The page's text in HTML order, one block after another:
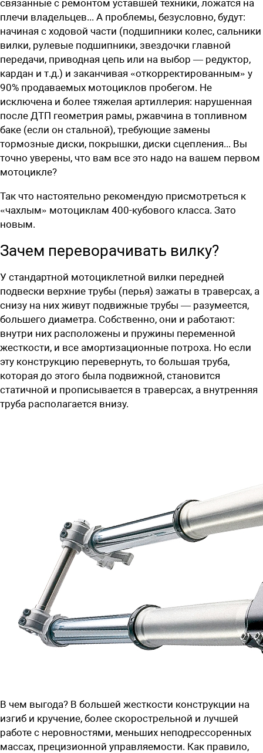
связанные с ремонтом уставшей техники, ложатся на
плечи владельцев... А проблемы, ­безусловно, будут:
начиная с ходовой части (подшипники колес, сальники
вилки, рулевые подшипники, звездочки главной
передачи, приводная цепь или на выбор — редуктор,
кардан и т.д.) и заканчивая «откорректированным» у
90% продаваемых мотоциклов пробегом. Не
исключена и более тяжелая артиллерия: нарушенная
после ДТП геометрия рамы, ржавчина в топливном
баке (если он стальной), требующие замены
тормозные диски, покрышки, диски сцепления... Вы
точно уверены, что вам все это надо на вашем первом
мотоцикле?
Так что настоятельно рекомендую присмотреться к
«чахлым» мотоциклам 400-кубового класса. Зато
новым.
Зачем переворачивать вилку?
У стандартной мотоциклетной вилки передней
подвески верхние трубы (перья) зажаты в траверсах, а
снизу на них живут подвижные трубы — разумеется,
большего диаметра. Собственно, они и работают:
внутри них расположены и пружины переменной
жесткости, и все амортизационные потроха. Но если
эту конструкцию перевернуть, то большая труба,
которая до этого была подвижной, становится
статичной и прописывается в траверсах, а внутренняя
труба располагается внизу.
В чем выгода? В большей жесткости конструкции на
изгиб и кручение, более скорострельной и лучшей
работе с неровностями, меньших неподрессоренных
массах, прецизионной управляемости. Как правило,